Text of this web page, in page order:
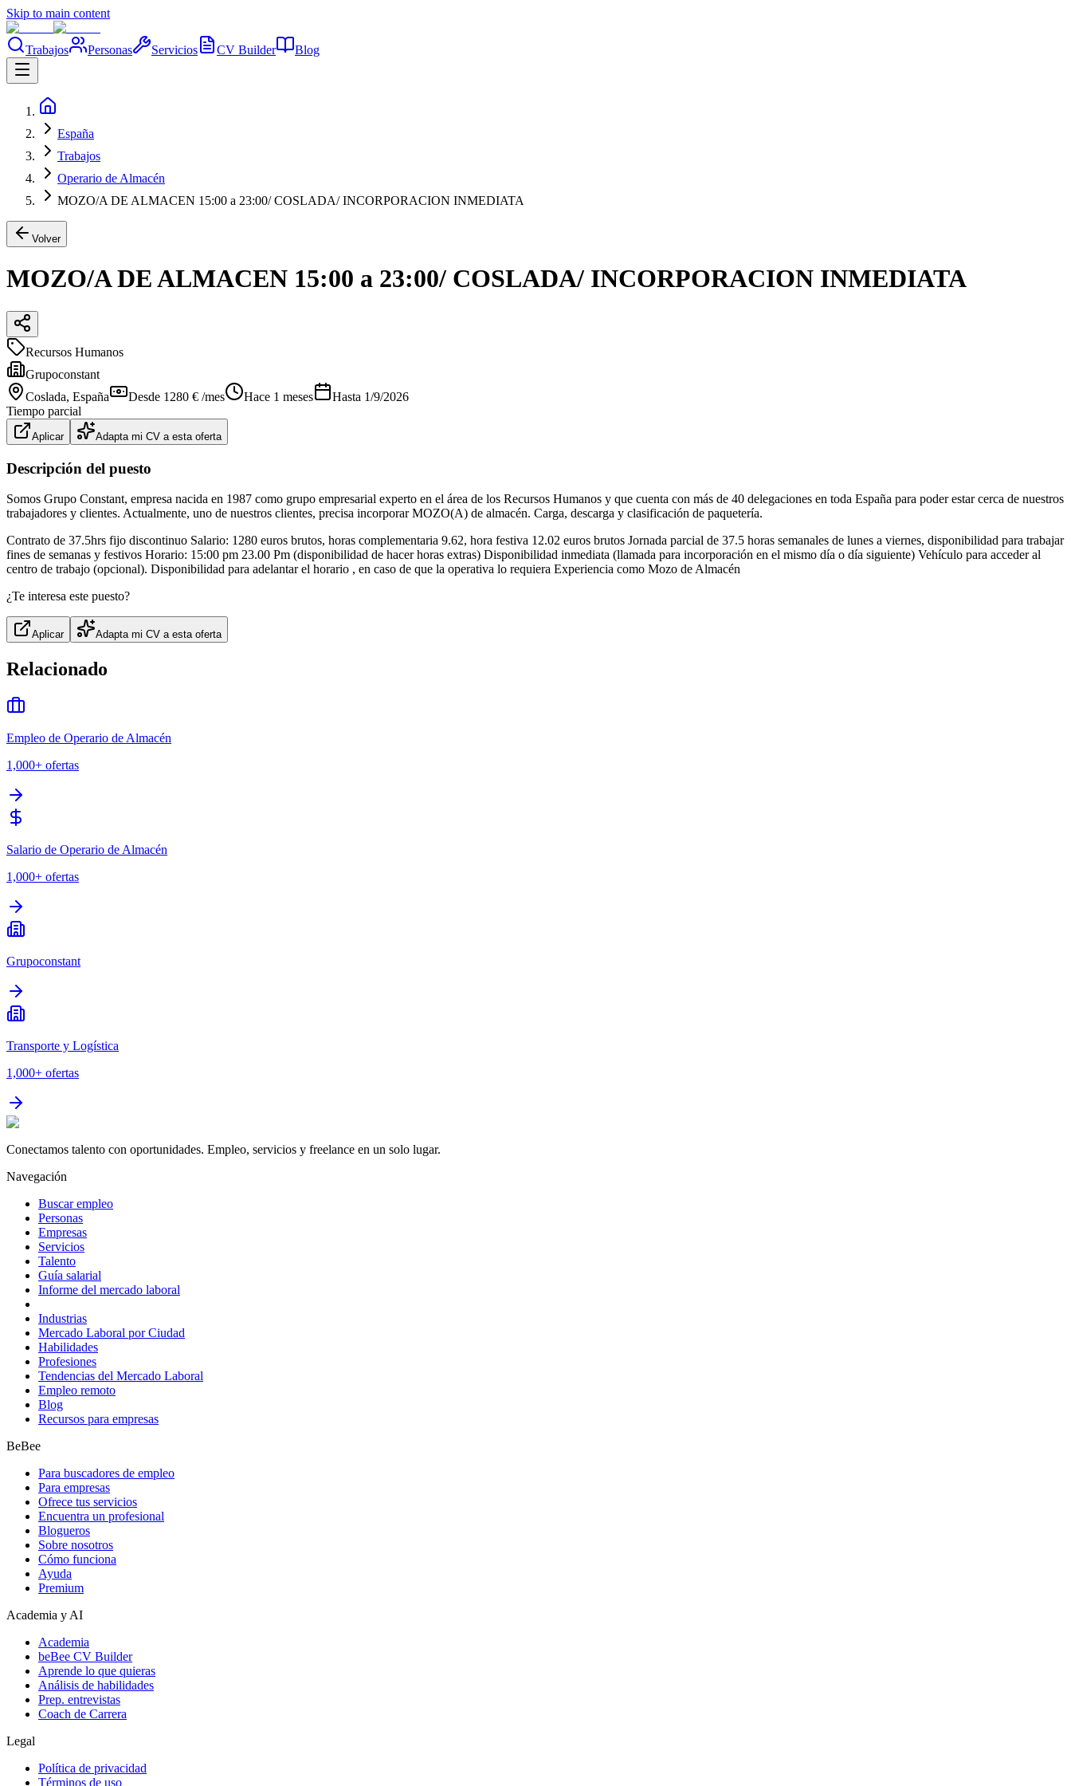
Skip to main content
Trabajos Personas Servicios CV Builder Blog
España
Trabajos
Operario de Almacén
MOZO/A DE ALMACEN 15:00 a 23:00/ COSLADA/ INCORPORACION INMEDIATA
Volver
MOZO/A DE ALMACEN 15:00 a 23:00/ COSLADA/ INCORPORACION INMEDIATA
Recursos Humanos
Grupoconstant
Coslada, España Desde 1280 € /mes Hace 1 meses Hasta 1/9/2026
Tiempo parcial
Aplicar Adapta mi CV a esta oferta
Descripción del puesto
Somos Grupo Constant, empresa nacida en 1987 como grupo empresarial experto en el área de los Recursos Humanos y que cuenta con más de 40 delegaciones en toda España para poder estar cerca de nuestros
trabajadores y clientes. Actualmente, uno de nuestros clientes, precisa incorporar MOZO(A) de almacén. Carga, descarga y clasificación de paquetería.
Contrato de 37.5hrs fijo discontinuo Salario: 1280 euros brutos, horas complementaria 9.62, hora festiva 12.02 euros brutos Jornada parcial de 37.5 horas semanales de lunes a viernes, disponibilidad para trabajar
fines de semanas y festivos Horario: 15:00 pm 23.00 Pm (disponibilidad de hacer horas extras) Disponibilidad inmediata (llamada para incorporación en el mismo día o día siguiente) Vehículo para acceder al
centro de trabajo (opcional). Disponibilidad para adelantar el horario , en caso de que la operativa lo requiera Experiencia como Mozo de Almacén
¿Te interesa este puesto?
Aplicar Adapta mi CV a esta oferta
Relacionado
Empleo de Operario de Almacén
1,000+ ofertas
Salario de Operario de Almacén
1,000+ ofertas
Grupoconstant
Transporte y Logística
1,000+ ofertas
Conectamos talento con oportunidades. Empleo, servicios y freelance en un solo lugar.
Navegación
Buscar empleo
Personas
Empresas
Servicios
Talento
Guía salarial
Informe del mercado laboral
Industrias
Mercado Laboral por Ciudad
Habilidades
Profesiones
Tendencias del Mercado Laboral
Empleo remoto
Blog
Recursos para empresas
BeBee
Para buscadores de empleo
Para empresas
Ofrece tus servicios
Encuentra un profesional
Blogueros
Sobre nosotros
Cómo funciona
Ayuda
Premium
Academia y AI
Academia
beBee CV Builder
Aprende lo que quieras
Análisis de habilidades
Prep. entrevistas
Coach de Carrera
Legal
Política de privacidad
Términos de uso